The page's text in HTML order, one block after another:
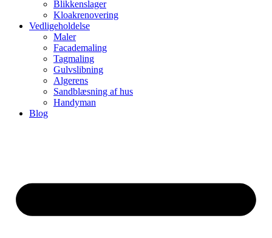
Blikkenslager
Kloakrenovering
Vedligeholdelse
Maler
Facademaling
Tagmaling
Gulvslibning
Algerens
Sandblæsning af hus
Handyman
Blog